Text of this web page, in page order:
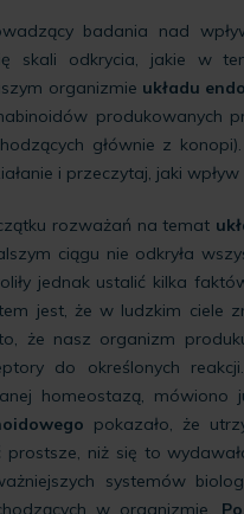
badania nad
skali odkrycia, jakie w
organizmie układu
produkowanych
głównie z
i przeczytaj, jaki
rozważań na temat
ciągu nie odkryła
jednak ustalić kilka
jest, że w ludzkim ciele
że nasz organizm
do określonych
homeostazą, mówiono
pokazało, że
prostsze, niż się to
systemów
w organizmie.